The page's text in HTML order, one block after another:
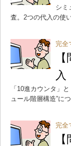
シミ
査。2つの代入の使
完全
入
「10進カウンタ」
ュール階層構造”に
完全